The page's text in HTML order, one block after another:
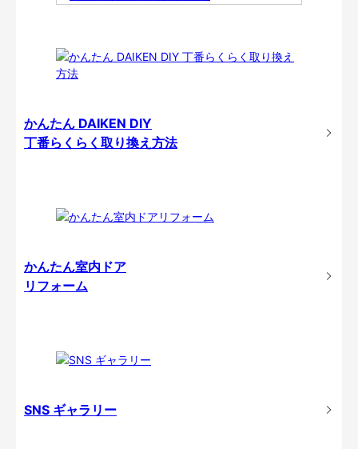
かんたん DAIKEN DIY
丁番らくらく取り換え方法
かんたん室内ドア
リフォーム
SNS ギャラリー